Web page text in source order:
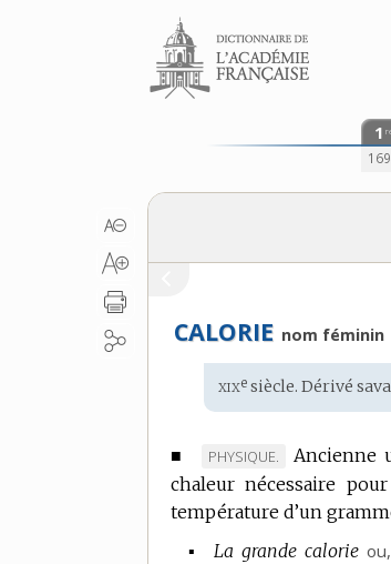
Aller au contenu
1
CALORIE nom féminin
Étymologie
:
xixe siècle. Dérivé
■
MARQUE
DE
DOMAINE
PHYSIQUE. Ancienne
chaleur nécessaire
température d’un
▪ La grande calorie